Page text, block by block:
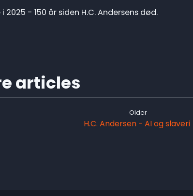
- 150 år siden H.C. Andersens død.
articles
Older
H.C. Andersen - AI og slaveri